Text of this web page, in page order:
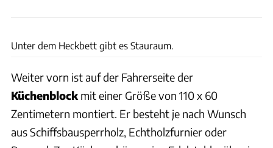
Unter dem Heckbett gibt es Stauraum.
Weiter vorn ist auf der Fahrerseite der
Küchenblock mit einer Größe von 110 x 60
Zentimetern montiert. Er besteht je nach Wunsch
aus Schiffsbausperrholz, Echtholzfurnier oder